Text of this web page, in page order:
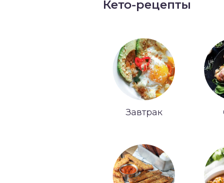
Кето-рецепты
Завтрак